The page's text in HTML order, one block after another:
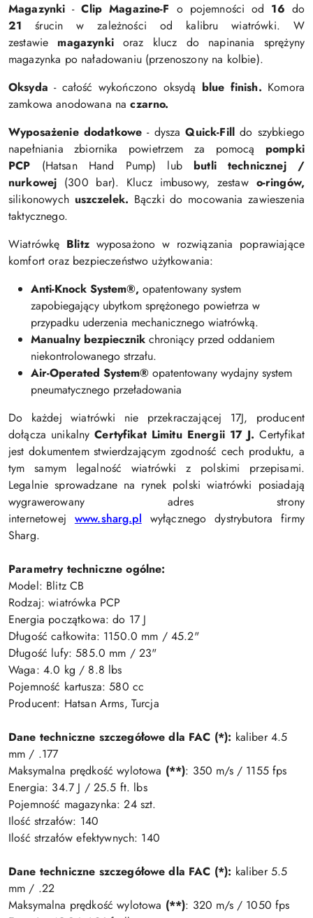
Magazynki -Clip Magazine-F o pojemności od 16 do
21 śrucin w zależności od kalibru wiatrówki. W
zestawie magazynki oraz klucz do napinania sprężyny
magazynka po naładowaniu (przenoszony na kolbie).
Oksyda - całość wykończono oksydą blue finish. Komora
zamkowa anodowana naczarno.
Wyposażenie dodatkowe - dyszaQuick-Fill do szybkiego
napełniania zbiornika powietrzem za pomocą
pompki
PCP
(Hatsan Hand Pump) lub
butli technicznej /
nurkowej (300 bar). Klucz imbusowy, zestaw o-ringów,
silikonowych uszczelek. Bączki do mocowania zawieszenia
taktycznego.
Wiatrówkę Blitzwyposażono w rozwiązania poprawiające
komfort oraz bezpieczeństwo użytkowania:
Anti-Knock System®, opatentowany system
zapobiegający ubytkom sprężonego powietrza w
przypadku uderzenia mechanicznego wiatrówką.
Manualny bezpiecznik chroniący przed oddaniem
niekontrolowanego strzału.
Air-Operated System® opatentowany wydajny system
pneumatycznego przeładowania
Do każdej wiatrówki nie przekraczającej 17J, producent
dołącza unikalnyCertyfikat Limitu Energii 17 J. Certyfikat
jest dokumentem stwierdzającym zgodność cech produktu, a
tym samym legalność wiatrówki z polskimi przepisami.
Legalnie sprowadzane na rynek polski wiatrówki posiadają
wygrawerowany adres strony
internetowej www.sharg.pl wyłącznego dystrybutora firmy
Sharg.
Parametry techniczne ogólne:
Model: Blitz CB
Rodzaj: wiatrówka PCP
Energia początkowa: do 17 J
Długość całkowita: 1150.0 mm / 45.2"
Długość lufy: 585.0 mm / 23"
Waga: 4.0 kg / 8.8 lbs
Pojemność kartusza: 580 cc
Producent: Hatsan Arms, Turcja
Dane techniczne szczegółowe dla FAC (*): kaliber 4.5
mm / .177
Maksymalna prędkość wylotowa (**): 350 m/s / 1155 fps
Energia: 34.7 J / 25.5 ft. lbs
Pojemność magazynka: 24 szt.
Ilość strzałów: 140
Ilość strzałów efektywnych: 140
Dane techniczne szczegółowe dla FAC (*): kaliber 5.5
mm / .22
Maksymalna prędkość wylotowa (**): 320 m/s / 1050 fps